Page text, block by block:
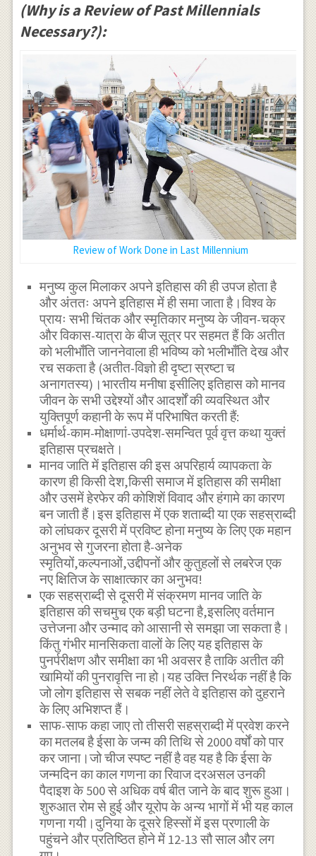
(Why is a Review of Past Millennials
Necessary?):
Review of Work Done in Last Millennium
मनुष्य कुल मिलाकर अपने इतिहास की ही उपज होता है
और अंततः अपने इतिहास में ही समा जाता है।विश्व के
प्रायः सभी चिंतक और स्मृतिकार मनुष्य के जीवन-चक्र
और विकास-यात्रा के बीज सूत्र पर सहमत हैं कि अतीत
को भलीभाँति जाननेवाला ही भविष्य को भलीभाँति देख और
रच सकता है (अतीत-विज्ञो ही दृष्टा स्रष्टा च
अनागतस्य)।भारतीय मनीषा इसीलिए इतिहास को मानव
जीवन के सभी उद्देश्यों और आदर्शों की व्यवस्थित और
युक्तिपूर्ण कहानी के रूप में परिभाषित करती हैं:
धर्मार्थ-काम-मोक्षाणां-उपदेश-समन्वित पूर्व वृत्त कथा युक्तं
इतिहास प्रचक्षते।
मानव जाति में इतिहास की इस अपरिहार्य व्यापकता के
कारण ही किसी देश,किसी समाज में इतिहास की समीक्षा
और उसमें हेरफेर की कोशिशें विवाद और हंगामे का कारण
बन जाती हैं।इस इतिहास में एक शताब्दी या एक सहस्राब्दी
को लांघकर दूसरी में प्रविष्ट होना मनुष्य के लिए एक महान
अनुभव से गुजरना होता है-अनेक
स्मृतियों,कल्पनाओं,उद्दीपनों और कुतुहलों से लबरेज एक
नए क्षितिज के साक्षात्कार का अनुभव!
एक सहस्राब्दी से दूसरी में संक्रमण मानव जाति के
इतिहास की सचमुच एक बड़ी घटना है,इसलिए वर्तमान
उत्तेजना और उन्माद को आसानी से समझा जा सकता है।
किंतु गंभीर मानसिकता वालों के लिए यह इतिहास के
पुनर्परीक्षण और समीक्षा का भी अवसर है ताकि अतीत की
खामियों की पुनरावृत्ति ना हो।यह उक्ति निरर्थक नहीं है कि
जो लोग इतिहास से सबक नहीं लेते वे इतिहास को दुहराने
के लिए अभिशप्त हैं।
साफ-साफ कहा जाए तो तीसरी सहस्राब्दी में प्रवेश करने
का मतलब है ईसा के जन्म की तिथि से 2000 वर्षों को पार
कर जाना।जो चीज स्पष्ट नहीं है वह यह है कि ईसा के
जन्मदिन का काल गणना का रिवाज दरअसल उनकी
पैदाइश के 500 से अधिक वर्ष बीत जाने के बाद शुरू हुआ।
शुरुआत रोम से हुई और यूरोप के अन्य भागों में भी यह काल
गणना गयी।दुनिया के दूसरे हिस्सों में इस प्रणाली के
पहुंचने और प्रतिष्ठित होने में 12-13 सौ साल और लग